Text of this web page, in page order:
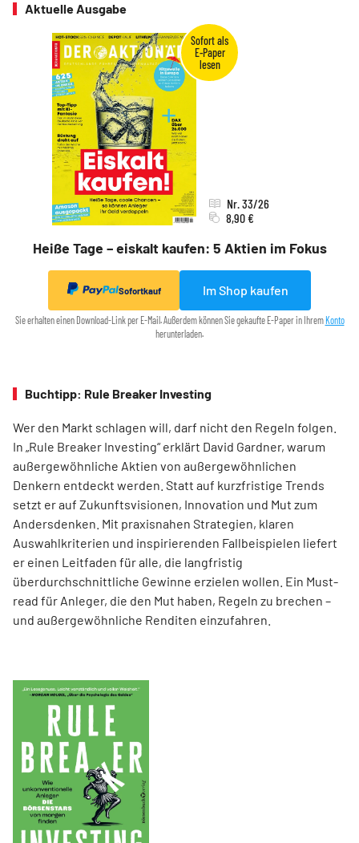
Aktuelle Ausgabe
Heiße Tage – eiskalt kaufen: 5 Aktien im Fokus
Nr. 33/26
8,90 €
Sofortkauf Im Shop kaufen
Sie erhalten einen Download-Link per E-Mail. Außerdem können Sie gekaufte E-Paper in Ihrem Konto
herunterladen.
Buchtipp: Rule Breaker Investing
Wer den Markt schlagen will, darf nicht den Regeln folgen.
In „Rule Breaker Investing“ erklärt David Gardner, warum
außergewöhnliche Aktien von außer­gewöhnlichen
Denkern entdeckt werden. Statt auf kurzfristige Trends
setzt er auf Zukunftsvisionen, Innovation und Mut zum
Andersdenken. Mit praxisnahen Strategien, klaren
Auswahlkriterien und inspirierenden Fallbeispielen liefert
er einen Leit­faden für alle, die langfristig
überdurchschnittliche Gewinne erzielen wollen. Ein Must-
read für Anleger, die den Mut haben, Regeln zu brechen –
und außergewöhnliche Renditen einzufahren.